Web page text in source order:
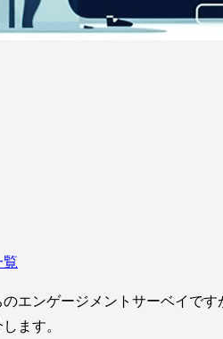
覧
のエンゲージメントサーベイで
ます。